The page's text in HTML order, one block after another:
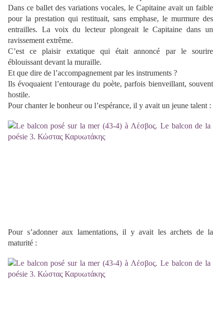
Dans ce ballet des variations vocales, le Capitaine avait un faible
pour la prestation qui restituait, sans emphase, le murmure des
entrailles. La voix du lecteur plongeait le Capitaine dans un
ravissement extrême.
C’est ce plaisir extatique qui était annoncé par le sourire
éblouissant devant la muraille.
Et que dire de l’accompagnement par les instruments ?
Ils évoquaient l’entourage du poète, parfois bienveillant, souvent
hostile.
Pour chanter le bonheur ou l’espérance, il y avait un jeune talent :
Pour s’adonner aux lamentations, il y avait les archets de la
maturité :